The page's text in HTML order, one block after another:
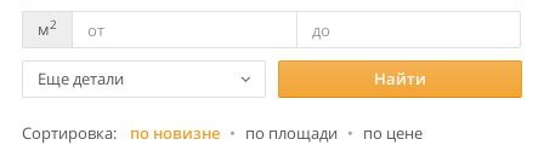
м2
Еще детали Найти
Сортировка: по новизне • по площади • по цене